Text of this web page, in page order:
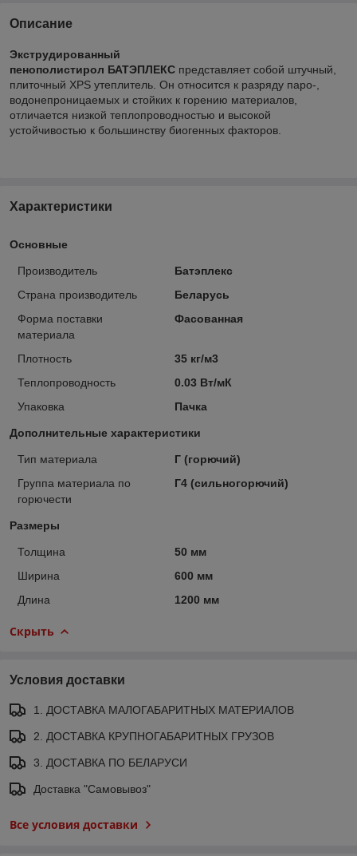
Описание
Экструдированный
пенополистирол БАТЭПЛЕКС представляет собой штучный,
плиточный XPS утеплитель. Он относится к разряду паро-,
водонепроницаемых и стойких к горению материалов,
отличается низкой теплопроводностью и высокой
устойчивостью к большинству биогенных факторов.
Характеристики
Основные
Производитель
Батэплекс
Страна производитель
Беларусь
Форма поставки
материала
Фасованная
Плотность
35 кг/м3
Теплопроводность
0.03 Вт/мК
Упаковка
Пачка
Дополнительные характеристики
Тип материала
Г (горючий)
Группа материала по
горючести
Г4 (сильногорючий)
Размеры
Толщина
50 мм
Ширина
600 мм
Длина
1200 мм
Скрыть
Условия доставки
1. ДОСТАВКА МАЛОГАБАРИТНЫХ МАТЕРИАЛОВ
2. ДОСТАВКА КРУПНОГАБАРИТНЫХ ГРУЗОВ
3. ДОСТАВКА ПО БЕЛАРУСИ
Доставка "Самовывоз"
Все условия доставки